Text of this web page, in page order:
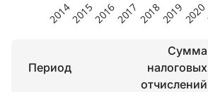
Период
Сумма
налоговых
отчислений